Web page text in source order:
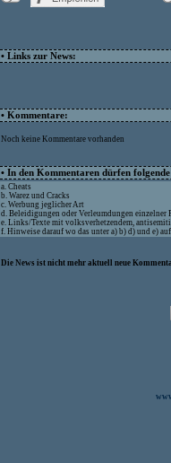
• Links zur News:
• Kommentare:
Noch keine Kommentare vorhanden
• In den Kommentaren dürfen
a. Cheats
b. Warez und Cracks
c. Werbung jeglicher Art
d. Beleidigungen oder Verleumdungen einzelner
e. Links/Texte mit volksverhetzendem,
f. Hinweise darauf wo das unter a) b) d) und e)
Die News ist nicht mehr aktuell neue